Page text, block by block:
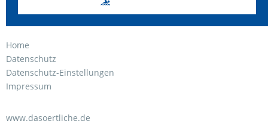
Home
Datenschutz
Datenschutz-Einstellungen
Impressum
www.dasoertliche.de